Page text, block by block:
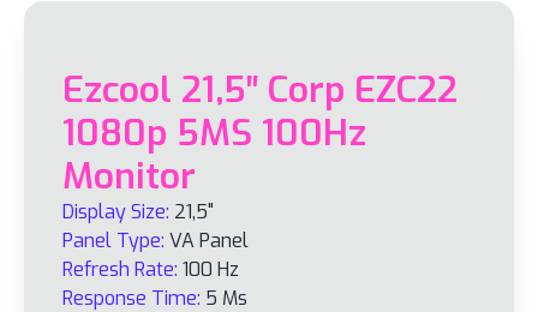
Ezcool 21,5″ Corp EZC22
1080p 5MS 100Hz
Monitor
Display Size: 21,5"
Panel Type: VA Panel
Refresh Rate: 100 Hz
Response Time: 5 Ms